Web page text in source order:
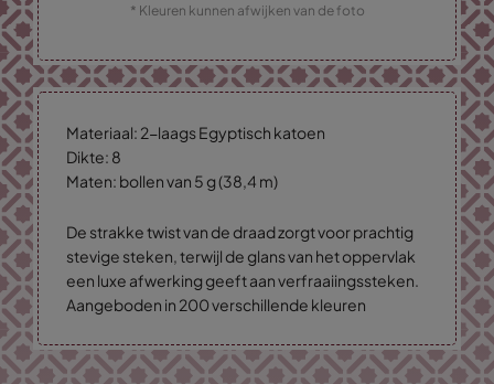
* Kleuren kunnen afwijken van de foto
Materiaal: 2-laags Egyptisch katoen
Dikte: 8
Maten: bollen van 5 g (38,4 m)
De strakke twist van de draad zorgt voor prachtig
stevige steken, terwijl de glans van het oppervlak
een luxe afwerking geeft aan verfraaiingssteken.
Aangeboden in 200 verschillende kleuren